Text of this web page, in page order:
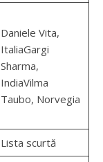
Daniele Vita,
ItaliaGargi
Sharma,
IndiaVilma
Taubo, Norvegia
Lista scurtă